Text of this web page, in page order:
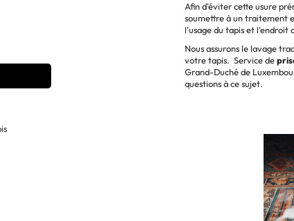
Afin d'éviter cette usure
soumettre à un traitement
l'usage du tapis et l'endroit
Nous assurons le lavage
votre tapis. Service de
Grand-Duché de
questions à ce sujet.